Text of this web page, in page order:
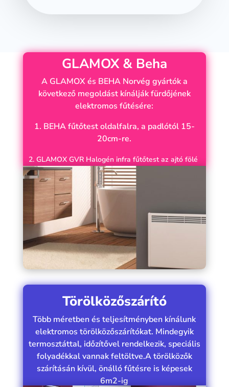
GLAMOX & Beha
A GLAMOX és BEHA Norvég gyártók a
következő megoldást kínálják fürdőjének
elektromos fűtésére:
1. BEHA fűtőtest oldalfalra, a padlótól 15-
20cm-re.
2. GLAMOX GVR Halogén infra fűtőtest az ajtó fölé
Törölközőszárító
Több méretben és teljesítményben kínálunk
elektromos törölközőszárítókat. Mindegyik
termosztáttal, időzítővel rendelkezik, speciális
folyadékkal vannak feltöltve.A törölközők
szárításán kívül, önálló fűtésre is képesek
6m2-ig